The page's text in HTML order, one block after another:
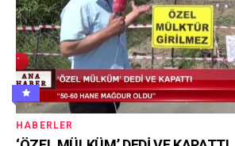
HABERLER